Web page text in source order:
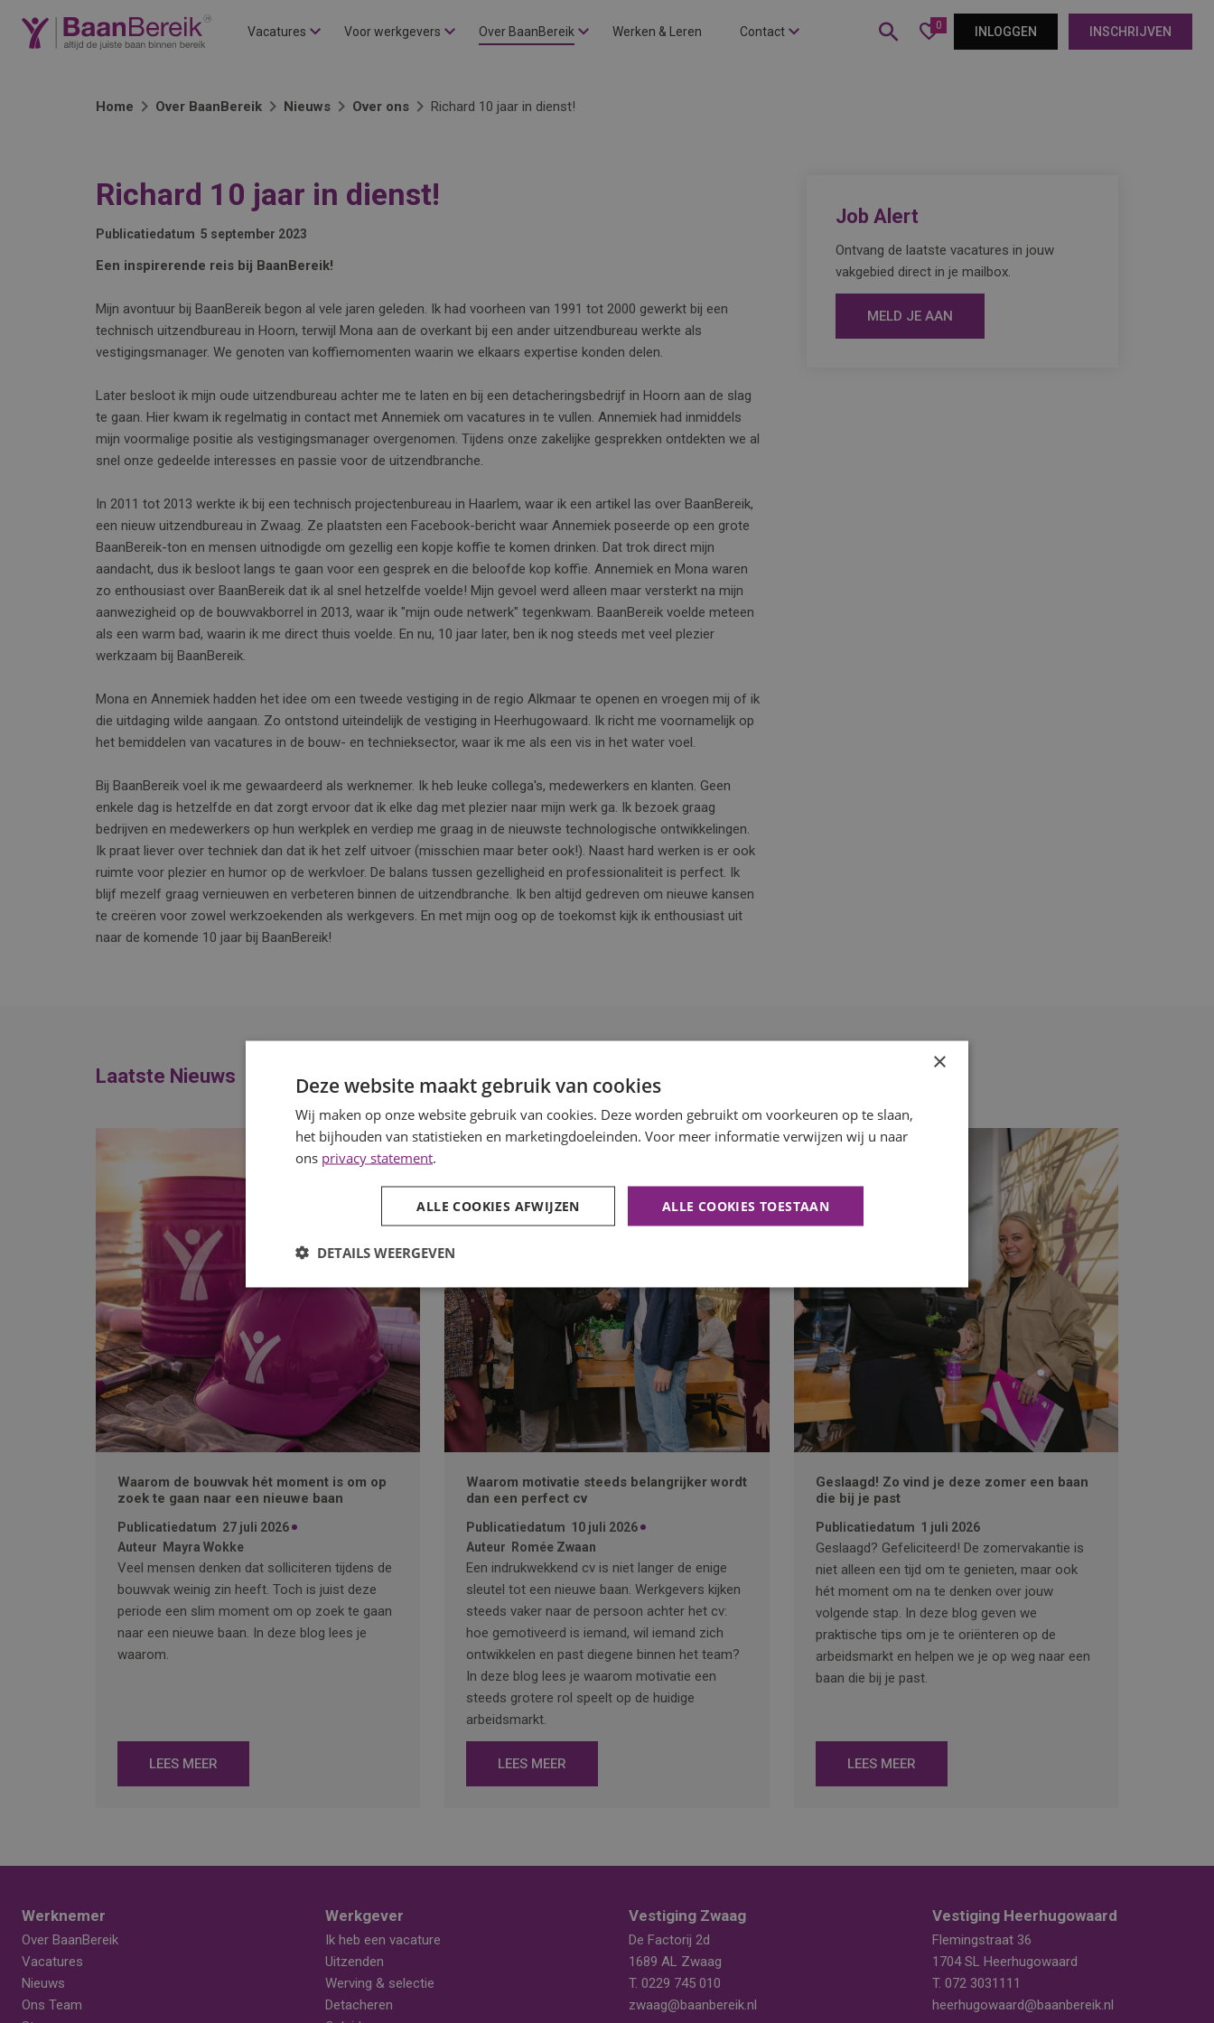
Vacatures Voor werkgevers Over BaanBereik Werken & Leren Contact 0 INLOGGEN INSCHRIJVEN
Home Over BaanBereik Nieuws Over ons Richard 10 jaar in dienst!
Richard 10 jaar in dienst!
Publicatiedatum 5 september 2023
Een inspirerende reis bij BaanBereik!
Mijn avontuur bij BaanBereik begon al vele jaren geleden. Ik had voorheen van 1991 tot 2000 gewerkt bij een
technisch uitzendbureau in Hoorn, terwijl Mona aan de overkant bij een ander uitzendbureau werkte als
vestigingsmanager. We genoten van koffiemomenten waarin we elkaars expertise konden delen.
Later besloot ik mijn oude uitzendbureau achter me te laten en bij een detacheringsbedrijf in Hoorn aan de slag
te gaan. Hier kwam ik regelmatig in contact met Annemiek om vacatures in te vullen. Annemiek had inmiddels
mijn voormalige positie als vestigingsmanager overgenomen. Tijdens onze zakelijke gesprekken ontdekten we al
snel onze gedeelde interesses en passie voor de uitzendbranche.
In 2011 tot 2013 werkte ik bij een technisch projectenbureau in Haarlem, waar ik een artikel las over BaanBereik,
een nieuw uitzendbureau in Zwaag. Ze plaatsten een Facebook-bericht waar Annemiek poseerde op een grote
BaanBereik-ton en mensen uitnodigde om gezellig een kopje koffie te komen drinken. Dat trok direct mijn
aandacht, dus ik besloot langs te gaan voor een gesprek en die beloofde kop koffie. Annemiek en Mona waren
zo enthousiast over BaanBereik dat ik al snel hetzelfde voelde! Mijn gevoel werd alleen maar versterkt na mijn
aanwezigheid op de bouwvakborrel in 2013, waar ik "mijn oude netwerk" tegenkwam. BaanBereik voelde meteen
als een warm bad, waarin ik me direct thuis voelde. En nu, 10 jaar later, ben ik nog steeds met veel plezier
werkzaam bij BaanBereik.
Mona en Annemiek hadden het idee om een tweede vestiging in de regio Alkmaar te openen en vroegen mij of ik
die uitdaging wilde aangaan. Zo ontstond uiteindelijk de vestiging in Heerhugowaard. Ik richt me voornamelijk op
het bemiddelen van vacatures in de bouw- en technieksector, waar ik me als een vis in het water voel.
Bij BaanBereik voel ik me gewaardeerd als werknemer. Ik heb leuke collega's, medewerkers en klanten. Geen
enkele dag is hetzelfde en dat zorgt ervoor dat ik elke dag met plezier naar mijn werk ga. Ik bezoek graag
bedrijven en medewerkers op hun werkplek en verdiep me graag in de nieuwste technologische ontwikkelingen.
Ik praat liever over techniek dan dat ik het zelf uitvoer (misschien maar beter ook!). Naast hard werken is er ook
ruimte voor plezier en humor op de werkvloer. De balans tussen gezelligheid en professionaliteit is perfect. Ik
blijf mezelf graag vernieuwen en verbeteren binnen de uitzendbranche. Ik ben altijd gedreven om nieuwe kansen
te creëren voor zowel werkzoekenden als werkgevers. En met mijn oog op de toekomst kijk ik enthousiast uit
naar de komende 10 jaar bij BaanBereik!
Job Alert
Ontvang de laatste vacatures in jouw
vakgebied direct in je mailbox.
MELD JE AAN
Laatste Nieuws
Waarom de bouwvak hét moment is om op
zoek te gaan naar een nieuwe baan
Publicatiedatum 27 juli 2026
Auteur
Mayra Wokke
Veel mensen denken dat solliciteren tijdens de
bouwvak weinig zin heeft. Toch is juist deze
periode een slim moment om op zoek te gaan
naar een nieuwe baan. In deze blog lees je
waarom.
LEES MEER
Waarom motivatie steeds belangrijker wordt
dan een perfect cv
Publicatiedatum 10 juli 2026
Auteur
Romée Zwaan
Een indrukwekkend cv is niet langer de enige
sleutel tot een nieuwe baan. Werkgevers kijken
steeds vaker naar de persoon achter het cv:
hoe gemotiveerd is iemand, wil iemand zich
ontwikkelen en past diegene binnen het team?
In deze blog lees je waarom motivatie een
steeds grotere rol speelt op de huidige
arbeidsmarkt.
LEES MEER
Geslaagd! Zo vind je deze zomer een baan
die bij je past
Publicatiedatum 1 juli 2026
Geslaagd? Gefeliciteerd! De zomervakantie is
niet alleen een tijd om te genieten, maar ook
hét moment om na te denken over jouw
volgende stap. In deze blog geven we
praktische tips om je te oriënteren op de
arbeidsmarkt en helpen we je op weg naar een
baan die bij je past.
LEES MEER
Werknemer
Over BaanBereik
Vacatures
Nieuws
Ons Team
Werkgever
Ik heb een vacature
Uitzenden
Werving & selectie
Detacheren
Vestiging Zwaag
De Factorij 2d
1689 AL Zwaag
T. 0229 745 010
zwaag@baanbereik.nl
Vestiging Heerhugowaard
Flemingstraat 36
1704 SL Heerhugowaard
T. 072 3031111
heerhugowaard@baanbereik.nl
×
Deze website maakt gebruik van cookies
Wij maken op onze website gebruik van cookies. Deze worden gebruikt om voorkeuren op te slaan,
het bijhouden van statistieken en marketingdoeleinden. Voor meer informatie verwijzen wij u naar
ons privacy statement.
ALLE COOKIES TOESTAAN
ALLE COOKIES AFWIJZEN
DETAILS WEERGEVEN